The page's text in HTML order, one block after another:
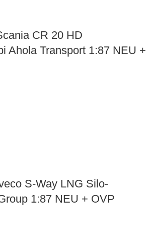
CR 20 HD
Ahola Transport 1:87 NEU +
S-Way LNG Silo-
1:87 NEU + OVP